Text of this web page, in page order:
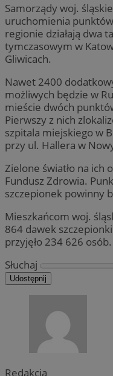
Samorządy woj.
uruchomienia
regionie działają dwa
tymczasowym w
Gliwicach.
Nawet 2400
możliwych będzie w
mieście dwóch
Pierwszy z nich
szpitala miejskiego w
przy ul. Hallera w
Zielone światło na ich
Fundusz Zdrowia.
szczepionek powinny
Mieszkańcom woj.
864 dawek
przyjęło 234 626 osób.
Słuchaj
Udostępnij
Redakcja